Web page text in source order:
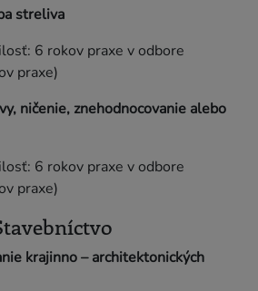
streliva
6 rokov praxe v odbore
praxe)
ničenie, znehodnocovanie alebo
6 rokov praxe v odbore
praxe)
krajinno – architektonických